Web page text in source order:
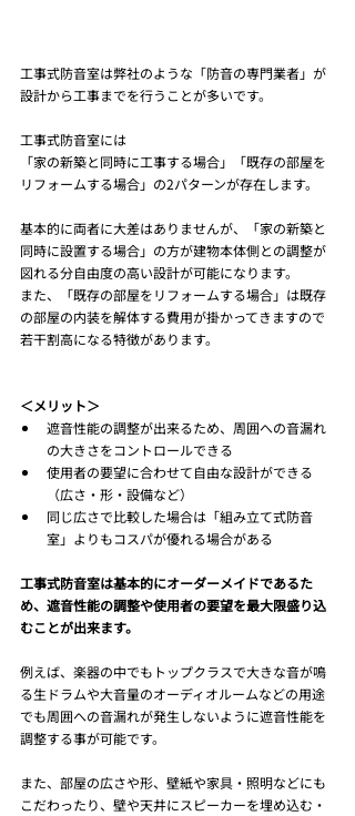
工事式防音室は弊社のような「防音の専門業者」が
設計から工事までを行うことが多いです。
工事式防音室には
「家の新築と同時に工事する場合」「既存の部屋を
リフォームする場合」の2パターンが存在します。
基本的に両者に大差はありませんが、「家の新築と
同時に設置する場合」の方が建物本体側との調整が
図れる分自由度の高い設計が可能になります。
また、「既存の部屋をリフォームする場合」は既存
の部屋の内装を解体する費用が掛かってきますので
若干割高になる特徴があります。
＜メリット＞
遮音性能の調整が出来るため、周囲への音漏れ
の大きさをコントロールできる
使用者の要望に合わせて自由な設計ができる
（広さ・形・設備など）
同じ広さで比較した場合は「組み立て式防音
室」よりもコスパが優れる場合がある
工事式防音室は基本的にオーダーメイドであるた
め、遮音性能の調整や使用者の要望を最大限盛り込
むことが出来ます。
例えば、楽器の中でもトップクラスで大きな音が鳴
る生ドラムや大音量のオーディオルームなどの用途
でも周囲への音漏れが発生しないように遮音性能を
調整する事が可能です。
また、部屋の広さや形、壁紙や家具・照明などにも
こだわったり、壁や天井にスピーカーを埋め込む・